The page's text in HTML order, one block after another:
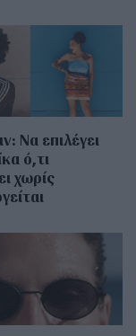
Να επιλέγει
ό,τι
χωρίς